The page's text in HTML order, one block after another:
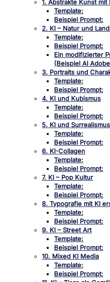
1. Abstrakte Kunst
Template:
Beispiel Prompt:
2. KI – Natur und
Template:
Beispiel Prompt:
Ein modifizierter
(Beispiel AI
3. Portraits und
Template:
Beispiel Prompt:
4. KI und Kubismus
Template:
Beispiel Prompt:
5. KI und Surrealismus
Template:
Beispiel Prompt:
6. KI-Collagen
Template:
Beispiel Prompt:
7. KI – Pop Kultur
Template:
Beispiel Prompt:
8. Typografie mit KI
Template:
Beispiel Prompt:
9. KI – Street Art
Template:
Beispiel Prompt:
10. Mixed KI Media
Template:
Beispiel Prompt: